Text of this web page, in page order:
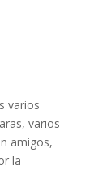
varios
varios
amigos,
la